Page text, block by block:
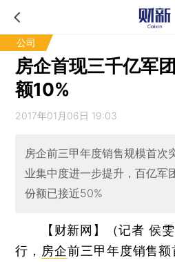
公司
房企首现三千亿军
额10%
2017年01月06日 19:03
房企前三甲年度销售规模首
业集中度进一步提升，百亿军
份额已接近50%
【财新网】（记者 侯雯
行， 房企前三甲年度销售额